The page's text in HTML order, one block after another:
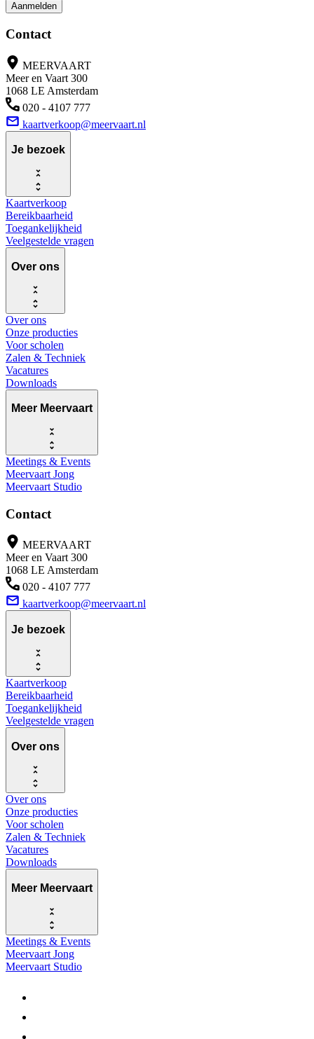
Aanmelden
Contact
MEERVAART
Meer en Vaart 300
1068 LE Amsterdam
020 - 4107 777
kaartverkoop@meervaart.nl
Je bezoek
Kaartverkoop
Bereikbaarheid
Toegankelijkheid
Veelgestelde vragen
Over ons
Over ons
Onze producties
Voor scholen
Zalen & Techniek
Vacatures
Downloads
Meer Meervaart
Meetings & Events
Meervaart Jong
Meervaart Studio
Contact
MEERVAART
Meer en Vaart 300
1068 LE Amsterdam
020 - 4107 777
kaartverkoop@meervaart.nl
Je bezoek
Kaartverkoop
Bereikbaarheid
Toegankelijkheid
Veelgestelde vragen
Over ons
Over ons
Onze producties
Voor scholen
Zalen & Techniek
Vacatures
Downloads
Meer Meervaart
Meetings & Events
Meervaart Jong
Meervaart Studio